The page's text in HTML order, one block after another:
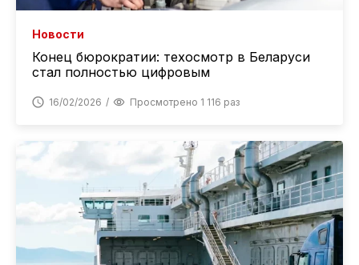
Новости
Конец бюрократии: техосмотр в Беларуси
стал полностью цифровым
16/02/2026 Просмотрено 1 116 раз